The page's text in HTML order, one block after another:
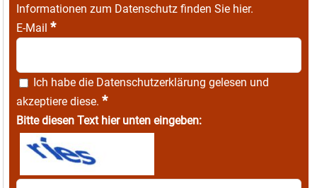
Informationen zum Datenschutz finden Sie hier.
E-Mail *
Ich habe die Datenschutzerklärung gelesen und
akzeptiere diese. *
Bitte diesen Text hier unten eingeben: